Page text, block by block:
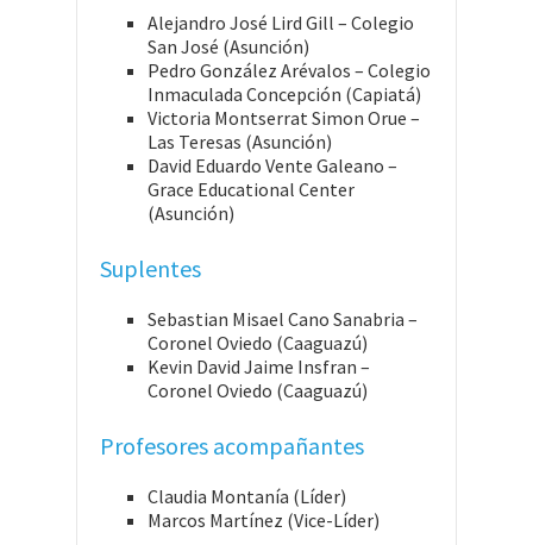
Alejandro José Lird Gill – Colegio
San José (Asunción)
Pedro González Arévalos – Colegio
Inmaculada Concepción (Capiatá)
Victoria Montserrat Simon Orue –
Las Teresas (Asunción)
David Eduardo Vente Galeano –
Grace Educational Center
(Asunción)
Suplentes
Sebastian Misael Cano Sanabria –
Coronel Oviedo (Caaguazú)
Kevin David Jaime Insfran –
Coronel Oviedo (Caaguazú)
Profesores acompañantes
Claudia Montanía (Líder)
Marcos Martínez (Vice-Líder)